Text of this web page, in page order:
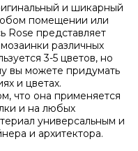
и шикарный
помещении или
Rose представляет
различных
3-5 цветов, но
вы можете придумать
и цветах.
что она применяется
и на любых
универсальным и
и архитектора.